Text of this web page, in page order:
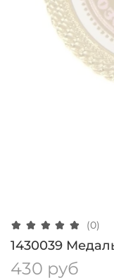
(0)
1430039
430 руб